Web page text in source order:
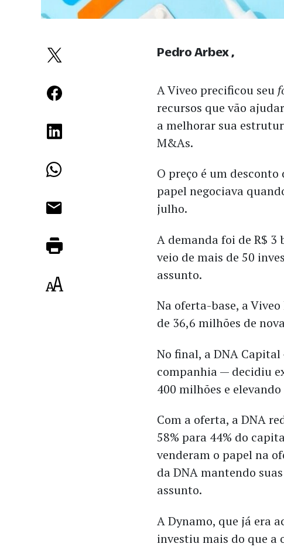
A Viveo precificou seu
recursos que vão
a melhorar sua
M&As.
O preço é um desconto
papel negociava
julho.
A demanda foi de R$ 3
veio de mais de 50
assunto.
Na oferta-base, a
de 36,6 milhões de
No final, a DNA
companhia — decidiu
400 milhões e
Com a oferta, a DNA
58% para 44% do
venderam o papel na
da DNA mantendo
assunto.
A Dynamo, que já era
investiu mais do que
Pedro Arbex